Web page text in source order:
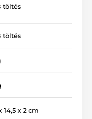
típusa
kínálja: hangjelzés,
impulzus
kutyafajta részére. A
az
lokalizálható a
töltés
töltés
14,5 x 2 cm